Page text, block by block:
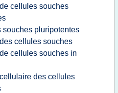
cellules souches
souches pluripotentes
cellules souches
cellules souches in
des cellules